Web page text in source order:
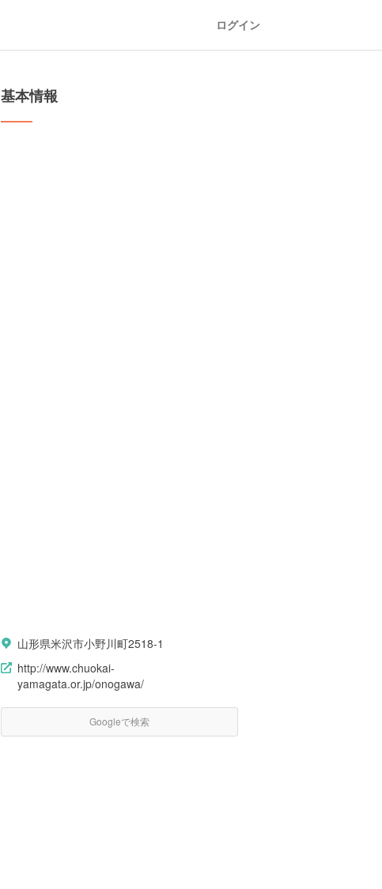
ログイン
基本情報
山形県米沢市小野川町2518-1
http://www.chuokai-
yamagata.or.jp/onogawa/
Googleで検索